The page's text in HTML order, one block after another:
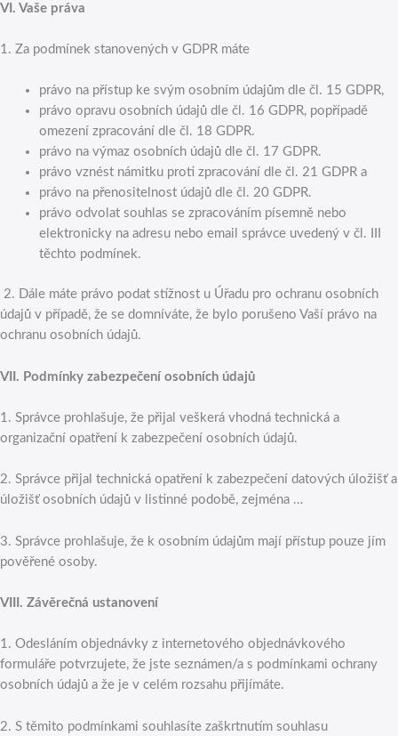
VI. Vaše práva
1. Za podmínek stanovených v GDPR máte
právo na přístup ke svým osobním údajům dle čl. 15 GDPR,
právo opravu osobních údajů dle čl. 16 GDPR, popřípadě
omezení zpracování dle čl. 18 GDPR.
právo na výmaz osobních údajů dle čl. 17 GDPR.
právo vznést námitku proti zpracování dle čl. 21 GDPR a
právo na přenositelnost údajů dle čl. 20 GDPR.
právo odvolat souhlas se zpracováním písemně nebo
elektronicky na adresu nebo email správce uvedený v čl. III
těchto podmínek.
2. Dále máte právo podat stížnost u Úřadu pro ochranu osobních
údajů v případě, že se domníváte, že bylo porušeno Vaší právo na
ochranu osobních údajů.
VII. Podmínky zabezpečení osobních údajů
1. Správce prohlašuje, že přijal veškerá vhodná technická a
organizační opatření k zabezpečení osobních údajů.
2. Správce přijal technická opatření k zabezpečení datových úložišť a
úložišť osobních údajů v listinné podobě, zejména …
3. Správce prohlašuje, že k osobním údajům mají přístup pouze jím
pověřené osoby.
VIII. Závěrečná ustanovení
1. Odesláním objednávky z internetového objednávkového
formuláře potvrzujete, že jste seznámen/a s podmínkami ochrany
osobních údajů a že je v celém rozsahu přijímáte.
2. S těmito podmínkami souhlasíte zaškrtnutím souhlasu